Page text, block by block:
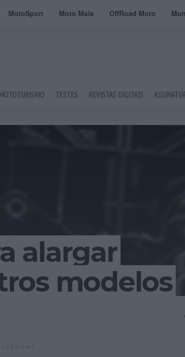
MotoSport Moto Mais OffRoad Moto
MOTOTURISMO TESTES REVISTAS DIGITAIS
alargar
modelos